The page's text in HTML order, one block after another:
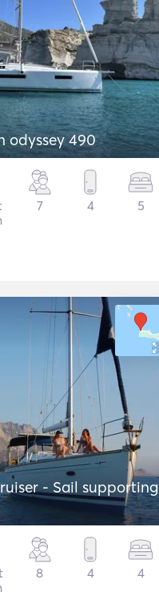
odyssey 490
7 4 5
- Sail supporting
8 4 4